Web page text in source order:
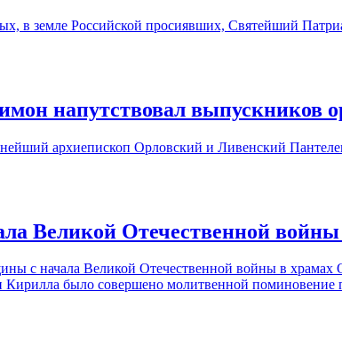
в земле Российской просиявших, Святейший
напутствовал выпускников
архиепископ Орловский и Ливенский
Великой Отечественной
с начала Великой Отечественной войны в
Кирилла было совершено молитвенной